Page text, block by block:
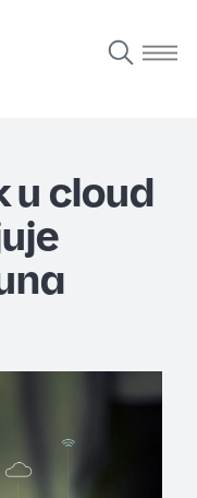
u cloud